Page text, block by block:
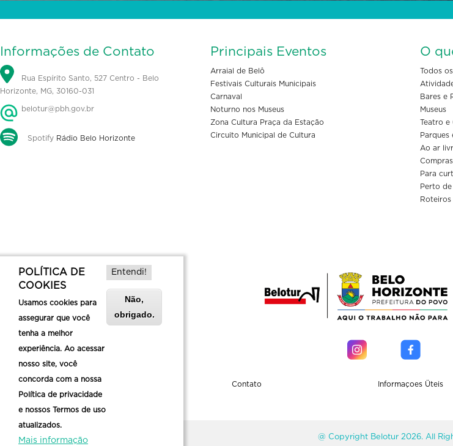
Informações de Contato
Rua Espírito Santo, 527 Centro - Belo
Horizonte, MG, 30160-031
belotur@pbh.gov.br
Spotify Rádio Belo Horizonte
Principais Eventos
Arraial de Belô
Festivais Culturais Municipais
Carnaval
Noturno nos Museus
Zona Cultura Praça da Estação
Circuito Municipal de Cultura
O
Todos
Bares e
Museus
Teatro e
Parques
Ao ar
Para
Perto de
Roteiros
Sobre a Belotur Contato Informaçoes Üteis
@ Copyright Belotur 2026. All
POLÍTICA DE
COOKIES
Usamos cookies para
assegurar que você
tenha a melhor
experiência. Ao acessar
nosso site, você
concorda com a nossa
Política de privacidade
e nossos Termos de uso
atualizados.
Mais informação
Entendi!
Não,
obrigado.